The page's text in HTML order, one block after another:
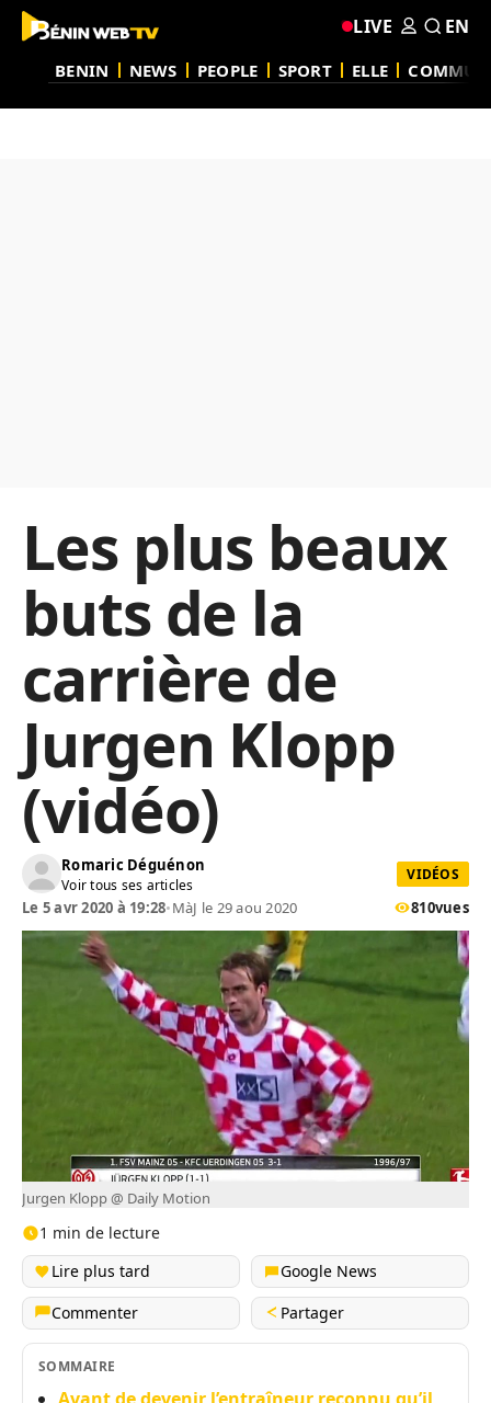
BENIN NEWS PEOPLE SPORT ELLE
LIVE EN
Les plus beaux
buts de la
carrière de
Jurgen Klopp
(vidéo)
Romaric Déguénon
Voir tous ses articles
VIDÉOS
Le 5 avr 2020 à 19:28•MàJ le 29 aou 2020 810vues
Jurgen Klopp @ Daily Motion
1 min de lecture
Lire plus tard
Google News
Commenter
Partager
SOMMAIRE